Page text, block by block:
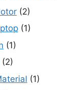
(2)
(1)
(1)
(2)
(1)